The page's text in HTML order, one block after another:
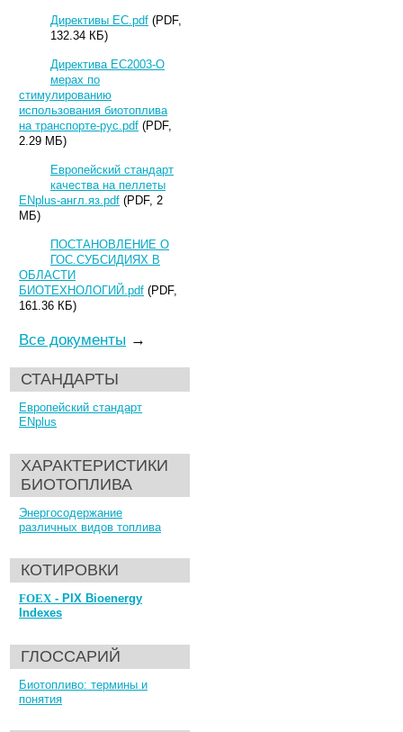
Директивы ЕС.pdf (PDF,
132.34 КБ)
Директива ЕС2003-О
мерах по
стимулированию
использования биотоплива
на транспорте-рус.pdf (PDF,
2.29 МБ)
Европейский стандарт
качества на пеллеты
ENplus-англ.яз.pdf (PDF, 2
МБ)
ПОСТАНОВЛЕНИЕ О
ГОС.СУБСИДИЯХ В
ОБЛАСТИ
БИОТЕХНОЛОГИЙ.pdf (PDF,
161.36 КБ)
Все документы →
СТАНДАРТЫ
Европейский стандарт
ENplus
ХАРАКТЕРИСТИКИ
БИОТОПЛИВА
Энергосодержание
различных видов топлива
КОТИРОВКИ
FOEX- PIX Bioenergy
Indexes
ГЛОССАРИЙ
Биотопливо: термины и
понятия